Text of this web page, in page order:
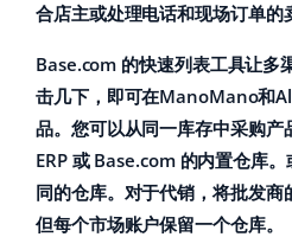
发货管理
工作流程自动化
Base Connect
汽车零部件
超市
健康与美容
账户审计
其他
čeština
deutsch
Ελληνικά
合店主或处理电话和现场订单的
Base.com 的快速列表工具让多
击几下，即可在ManoMano和
品。您可以从同一库存中采购产
ERP 或 Base.com 的内置仓库
同的仓库。对于代销，将批发商
但每个市场账户保留一个仓库。